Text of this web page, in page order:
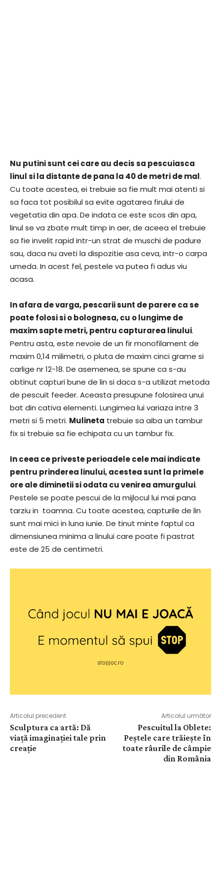
Nu putini sunt cei care au decis sa pescuiasca
linul si la distante de pana la 40 de metri de mal.
Cu toate acestea, ei trebuie sa fie mult mai atenti si
sa faca tot posibilul sa evite agatarea firului de
vegetatia din apa. De indata ce este scos din apa,
linul se va zbate mult timp in aer, de aceea el trebuie
sa fie invelit rapid intr-un strat de muschi de padure
sau, daca nu aveti la dispozitie asa ceva, intr-o carpa
umeda. In acest fel, pestele va putea fi adus viu
acasa.
In afara de varga, pescarii sunt de parere ca se
poate folosi si o bolognesa, cu o lungime de
maxim sapte metri, pentru capturarea linului.
Pentru asta, este nevoie de un fir monofilament de
maxim 0,14 milimetri, o pluta de maxim cinci grame si
carlige nr 12-18. De asemenea, se spune ca s-au
obtinut capturi bune de lin si daca s-a utilizat metoda
de pescuit feeder. Aceasta presupune folosirea unui
bat din cativa elementi. Lungimea lui variaza intre 3
metri si 5 metri. Mulineta trebuie sa aiba un tambur
fix si trebuie sa fie echipata cu un tambur fix.
In ceea ce priveste perioadele cele mai indicate
pentru prinderea linului, acestea sunt la primele
ore ale diminetii si odata cu venirea amurgului.
Pestele se poate pescui de la mijlocul lui mai pana
tarziu in toamna. Cu toate acestea, capturile de lin
sunt mai mici in luna iunie. De tinut minte faptul ca
dimensiunea minima a linului care poate fi pastrat
este de 25 de centimetri.
Articolul precedent
Sculptura ca artă: Dă
viață imaginației tale prin
creație
Articolul următor
Pescuitul la Oblete:
Peștele care trăiește în
toate râurile de câmpie
din România